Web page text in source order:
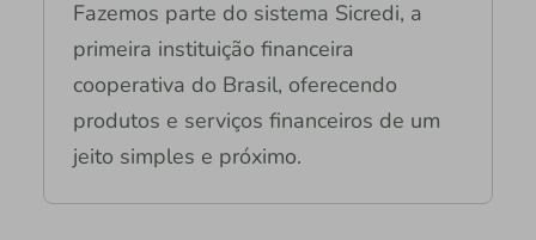
Fazemos parte do sistema Sicredi, a
primeira instituição financeira
cooperativa do Brasil, oferecendo
produtos e serviços financeiros de um
jeito simples e próximo.